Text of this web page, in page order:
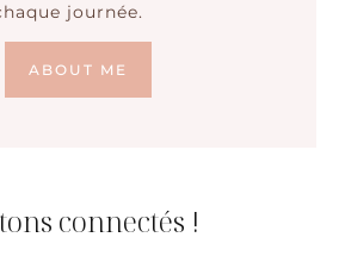
journée.
ABOUT ME
connectés !